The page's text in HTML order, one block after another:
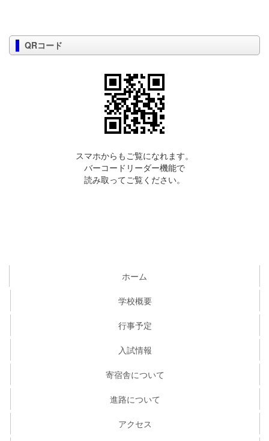
QRコード
スマホからもご覧になれます。
バーコードリーダー機能で
読み取ってご覧ください。
ホーム
学校概要
行事予定
入試情報
寄宿舎について
進路について
アクセス